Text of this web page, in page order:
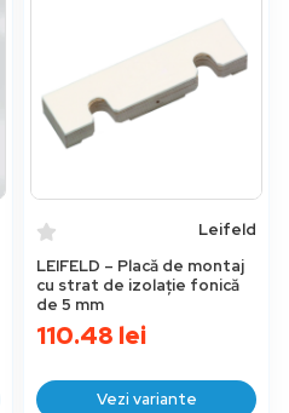
Leifeld
LEIFELD – Placă de montaj
cu strat de izolație fonică
de 5 mm
110.48 lei
Vezi variante